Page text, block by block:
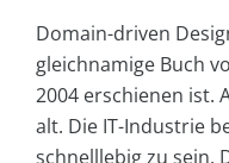
Domain-driven
gleichnamige Buch
2004 erschienen ist.
alt. Die IT-Industrie
schnelllebig zu sein.